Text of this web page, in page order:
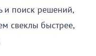
и поиск решений,
свеклы быстрее,